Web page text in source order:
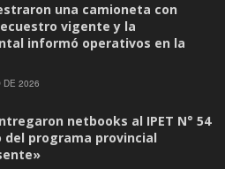
una camioneta con
vigente y la
informó operativos en la
DE 2026
netbooks al IPET N° 54
del programa provincial